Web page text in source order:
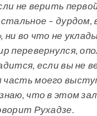
не верить
–
ни во что не
перевернулся,
если вы не
моего
что в этом
Рухадзе.